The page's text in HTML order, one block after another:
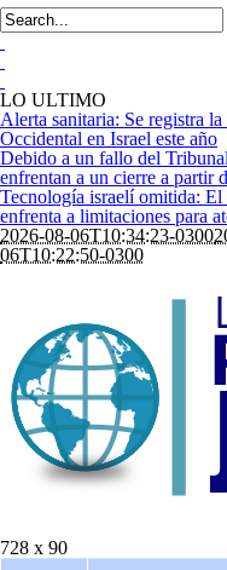
LO ULTIMO
Alerta sanitaria: Se registra
Occidental en Israel este año
Debido a un fallo del
enfrentan a un cierre a partir
Tecnología israelí omitida: El
enfrenta a limitaciones para
2026-08-06T10:34:23-0300
06T10:22:50-0300
728 x 90